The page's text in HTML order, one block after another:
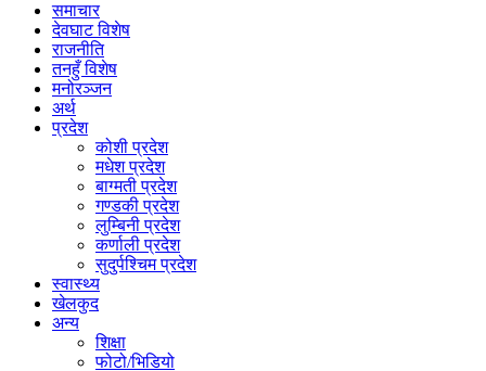
समाचार
देवघाट विशेष
राजनीति
तनहुँ विशेष
मनोरञ्जन
अर्थ
प्रदेश
कोशी प्रदेश
मधेश प्रदेश
बाग्मती प्रदेश
गण्डकी प्रदेश
लुम्बिनी प्रदेश
कर्णाली प्रदेश
सुदुर्पश्चिम प्रदेश
स्वास्थ्य
खेलकुद
अन्य
शिक्षा
फोटो/भिडियो